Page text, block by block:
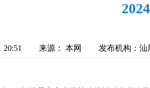
20:51 来源： 本网 发布机构：